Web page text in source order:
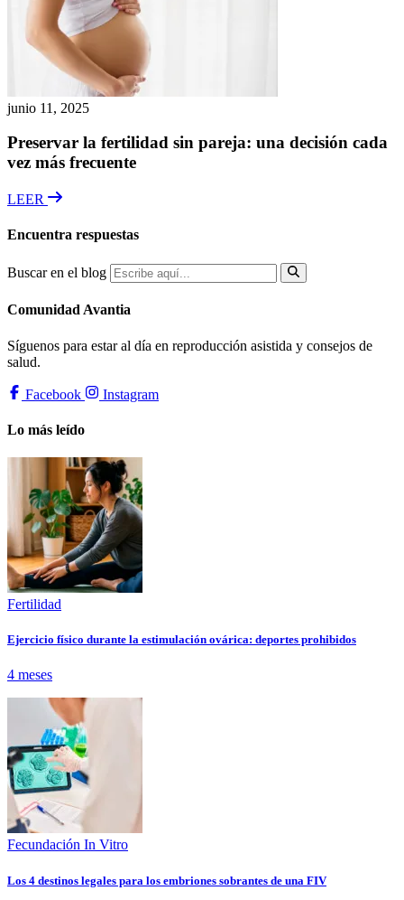
junio 11, 2025
Preservar la fertilidad sin pareja: una decisión cada
vez más frecuente
LEER
Encuentra respuestas
Buscar en el blog
Comunidad Avantia
Síguenos para estar al día en reproducción asistida y consejos de
salud.
Facebook Instagram
Lo más leído
Fertilidad
Ejercicio físico durante la estimulación ovárica: deportes prohibidos
4 meses
Fecundación In Vitro
Los 4 destinos legales para los embriones sobrantes de una FIV